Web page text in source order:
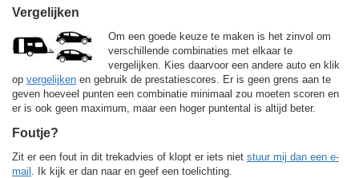
Vergelijken
Om een goede keuze te maken is het zinvol om
verschillende combinaties met elkaar te
vergelijken. Kies daarvoor een andere auto en klik
op vergelijken en gebruik de prestatiescores. Er is geen grens aan te
geven hoeveel punten een combinatie minimaal zou moeten scoren en
er is ook geen maximum, maar een hoger puntental is altijd beter.
Foutje?
Zit er een fout in dit trekadvies of klopt er iets niet stuur mij dan een e-
mail
. Ik kijk er dan naar en geef een toelichting.